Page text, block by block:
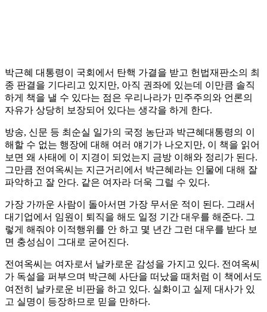
박근혜 대통령이 국회에서 탄핵 가결을 받고 헌법재판소의 최
종 판결을 기다리고 있지만, 아직 권좌에 있는데 이만큼 솔직
하게 책을 낼 수 있다는 점은 우리나라가 민주주의와 언론의
자유가 상당히 보장되어 있다는 생각을 하게 한다.
방송, 신문 등 최순실 일가의 국정 농단과 박근혜대통령의 이
해할 수 없는 행장에 대해 여러 얘기가 나오지만, 이 책을 읽어
보면 왜 사태에 이 지경이 되었는지 금방 이해와 정리가 된다.
그만큼 전여옥씨는 지근거리에서 박근혜라는 인물에 대해 잘
파악하고 잘 안다. 같은 여자라 더욱 그럴 수 있다.
가장 가까운 사람이 돌아서면 가장 무서운 적이 된다. 그래서
대기업에서 임원이 퇴직을 해도 일정 기간 대우를 해준다. 그
렇게 해줘야 이적행위를 안 하고 몇 년간 그런 대우를 받다 보
면 충성심이 그대로 굳어진다.
전여옥씨는 여자로서 날카로운 감성을 가지고 있다. 전여옥씨
가 독설을 퍼부으며 박근혜 사단을 떠났을 때처럼 이 책에서도
여전히 날카로운 비판을 하고 있다. 실화이고 실제 대사가 있
고 실명이 등장하므로 믿을 만하다.